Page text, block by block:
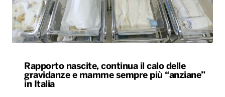
Rapporto nascite, continua il calo delle
gravidanze e mamme sempre più “anziane”
in Italia